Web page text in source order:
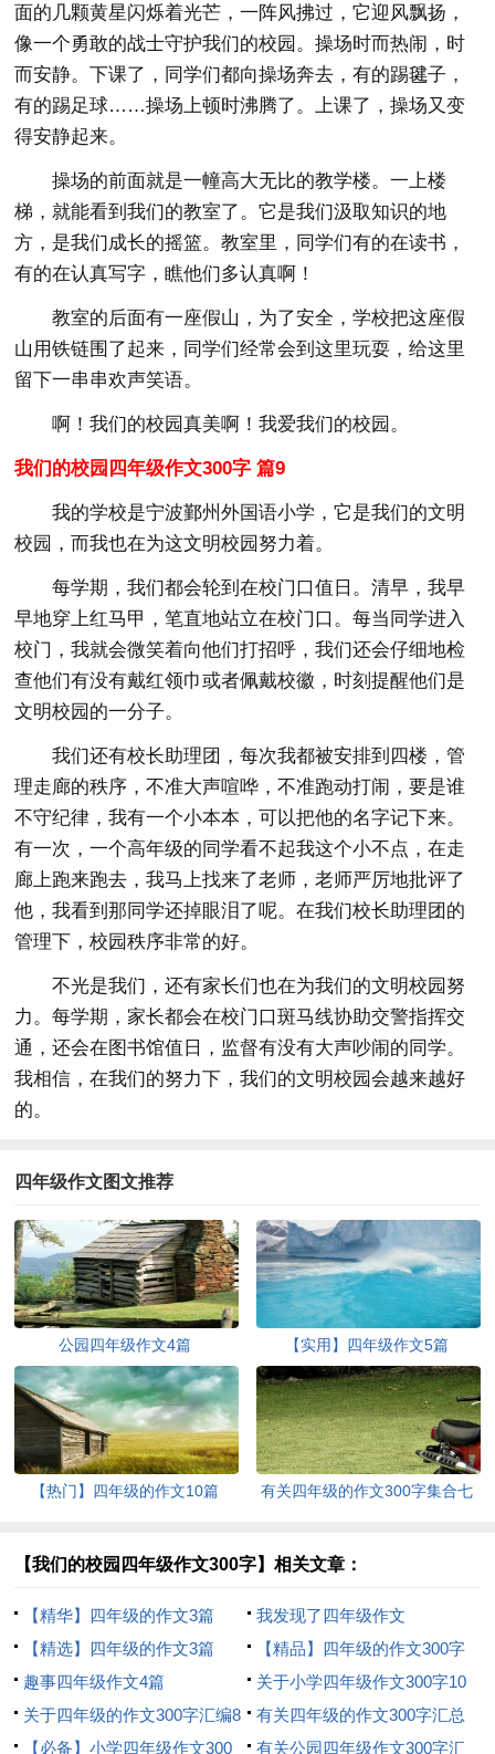
面的几颗黄星闪烁着光芒，一阵风拂过，它迎风飘扬，
像一个勇敢的战士守护我们的校园。操场时而热闹，时
而安静。下课了，同学们都向操场奔去，有的踢毽子，
有的踢足球……操场上顿时沸腾了。上课了，操场又变
得安静起来。
操场的前面就是一幢高大无比的教学楼。一上楼
梯，就能看到我们的教室了。它是我们汲取知识的地
方，是我们成长的摇篮。教室里，同学们有的在读书，
有的在认真写字，瞧他们多认真啊！
教室的后面有一座假山，为了安全，学校把这座假
山用铁链围了起来，同学们经常会到这里玩耍，给这里
留下一串串欢声笑语。
啊！我们的校园真美啊！我爱我们的校园。
我们的校园四年级作文300字 篇9
我的学校是宁波鄞州外国语小学，它是我们的文明
校园，而我也在为这文明校园努力着。
每学期，我们都会轮到在校门口值日。清早，我早
早地穿上红马甲，笔直地站立在校门口。每当同学进入
校门，我就会微笑着向他们打招呼，我们还会仔细地检
查他们有没有戴红领巾或者佩戴校徽，时刻提醒他们是
文明校园的一分子。
我们还有校长助理团，每次我都被安排到四楼，管
理走廊的秩序，不准大声喧哗，不准跑动打闹，要是谁
不守纪律，我有一个小本本，可以把他的名字记下来。
有一次，一个高年级的同学看不起我这个小不点，在走
廊上跑来跑去，我马上找来了老师，老师严厉地批评了
他，我看到那同学还掉眼泪了呢。在我们校长助理团的
管理下，校园秩序非常的好。
不光是我们，还有家长们也在为我们的文明校园努
力。每学期，家长都会在校门口斑马线协助交警指挥交
通，还会在图书馆值日，监督有没有大声吵闹的同学。
我相信，在我们的努力下，我们的文明校园会越来越好
的。
四年级作文图文推荐
公园四年级作文4篇 【实用】四年级作文5篇
【热门】四年级的作文10篇
有关四年级的作文300字集合七
【我们的校园四年级作文300字】相关文章：
【精华】四年级的作文3篇
我发现了四年级作文
【精选】四年级的作文3篇
【精品】四年级的作文300字
锦集10篇
趣事四年级作文4篇
关于小学四年级作文300字10
篇
关于四年级的作文300字汇编8
篇
有关四年级的作文300字汇总
十篇
【必备】小学四年级作文300 有关公园四年级作文300字汇